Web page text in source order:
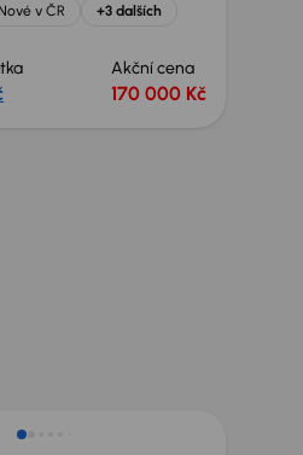
v ČR +3 dalších
Akční cena
170 000 Kč